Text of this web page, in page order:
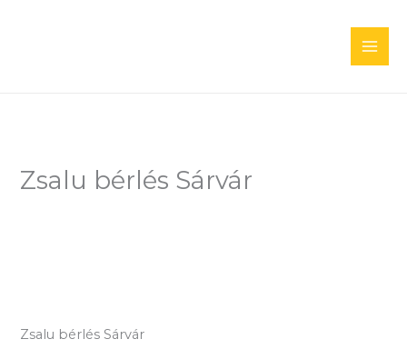
Zsalu bérlés Sárvár
Zsalu bérlés Sárvár